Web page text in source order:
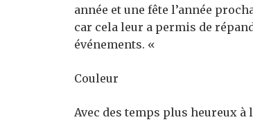
année et une fête l’année
car cela leur a permis de
événements. «
Couleur
Avec des temps plus heureux à